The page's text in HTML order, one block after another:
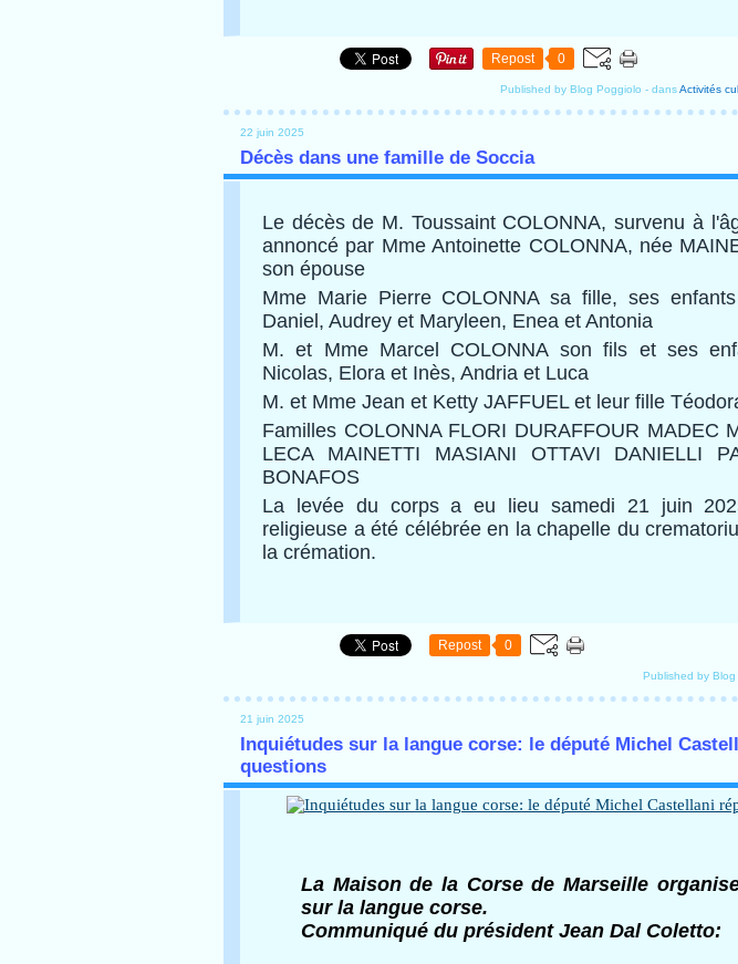
Repost 0
Published by Blog Poggiolo - dansActivités
22 juin 2025
Décès dans une famille de Soccia
Le décès de M. Toussaint COLONNA, survenu à
annoncé par Mme Antoinette COLONNA, née
son épouse
Mme Marie Pierre COLONNA sa fille, ses
Daniel, Audrey et Maryleen, Enea et Antonia
M. et Mme Marcel COLONNA son fils et ses
Nicolas, Elora et Inès, Andria et Luca
M. et Mme Jean et Ketty JAFFUEL et leur fille
Familles COLONNA FLORI DURAFFOUR MADEC
LECA MAINETTI MASIANI OTTAVI DANIELLI
BONAFOS
La levée du corps a eu lieu samedi 21 juin
religieuse a été célébrée en la chapelle du
la crémation.
Repost 0
Published by Blog
21 juin 2025
Inquiétudes sur la langue corse: le député Michel
questions
La Maison de la Corse de Marseille
sur la langue corse.
Communiqué du président Jean Dal Coletto: